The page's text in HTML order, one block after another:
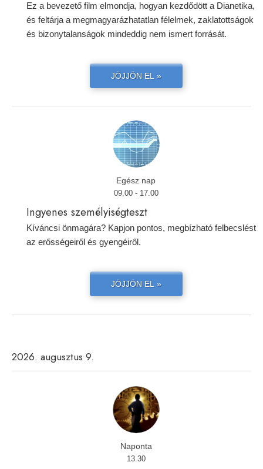
Ez a bevezető film elmondja, hogyan kezdődött a Dianetika,
és feltárja a megmagyarázhatatlan félelmek, zaklatottságok
és bizonytalanságok mindeddig nem ismert forrását.
JÖJJÖN EL »
Egész nap
09.00 - 17.00
Ingyenes személyiségteszt
Kíváncsi önmagára? Kapjon pontos, megbízható felbecslést
az erősségeiről és gyengéiről.
JÖJJÖN EL »
2026. augusztus 9.
Naponta
13.30